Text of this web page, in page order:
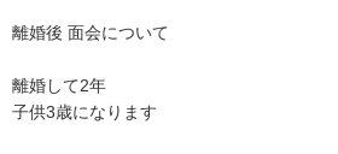
離婚後 面会について
離婚して2年
子供3歳になります